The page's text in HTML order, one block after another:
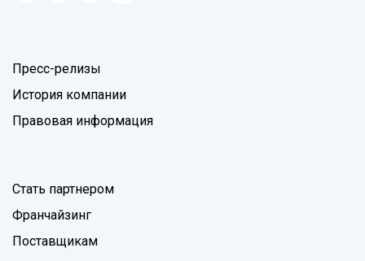
Пресс-релизы
История компании
Правовая информация
Стать партнером
Франчайзинг
Поставщикам